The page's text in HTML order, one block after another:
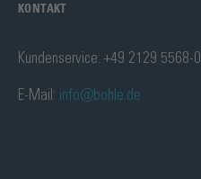
KONTAKT
Kundenservice: +49 2129 5568-0
E-Mail: info@bohle.de